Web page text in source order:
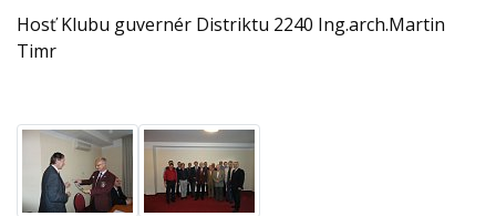
Hosť Klubu guvernér Distriktu 2240 Ing.arch.Martin
Timr